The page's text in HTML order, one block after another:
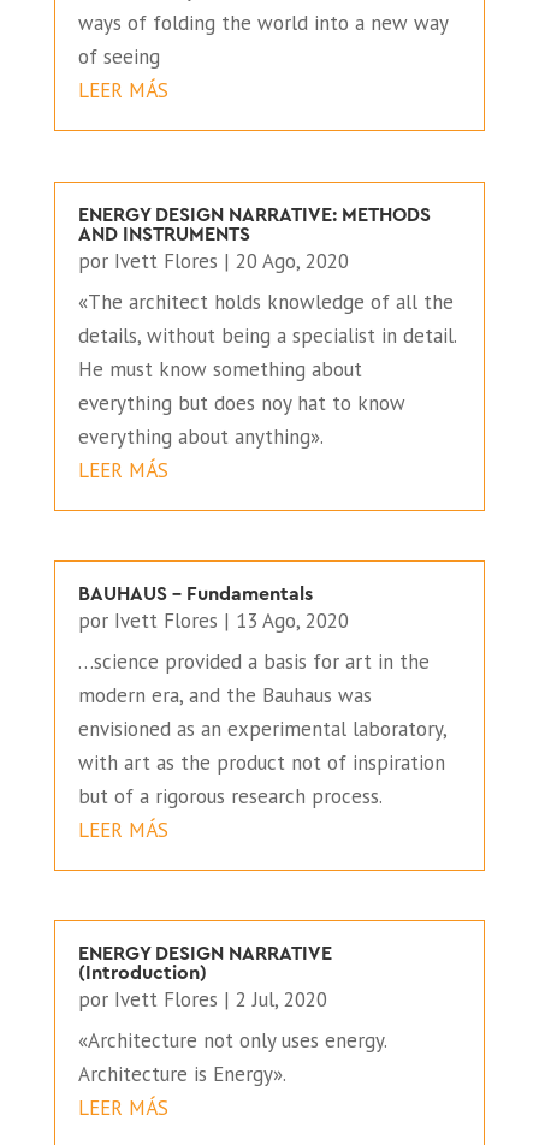
ways of folding the world into a new way
of seeing
LEER MÁS
ENERGY DESIGN NARRATIVE: METHODS
AND INSTRUMENTS
por Ivett Flores | 20 Ago, 2020
«The architect holds knowledge of all the
details, without being a specialist in detail.
He must know something about
everything but does noy hat to know
everything about anything».
LEER MÁS
BAUHAUS – Fundamentals
por Ivett Flores | 13 Ago, 2020
…science provided a basis for art in the
modern era, and the Bauhaus was
envisioned as an experimental laboratory,
with art as the product not of inspiration
but of a rigorous research process.
LEER MÁS
ENERGY DESIGN NARRATIVE
(Introduction)
por Ivett Flores | 2 Jul, 2020
«Architecture not only uses energy.
Architecture is Energy».
LEER MÁS